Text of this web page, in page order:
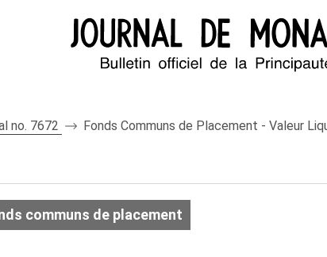
no. 7672 Fonds Communs de Placement - Valeur
communs de placement